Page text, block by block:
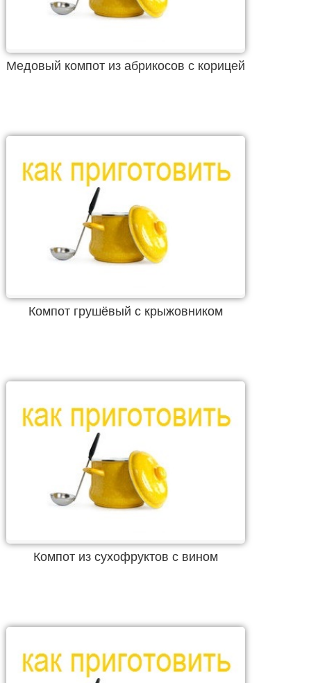
Медовый компот из абрикосов с корицей
Компот грушёвый с крыжовником
Компот из сухофруктов с вином